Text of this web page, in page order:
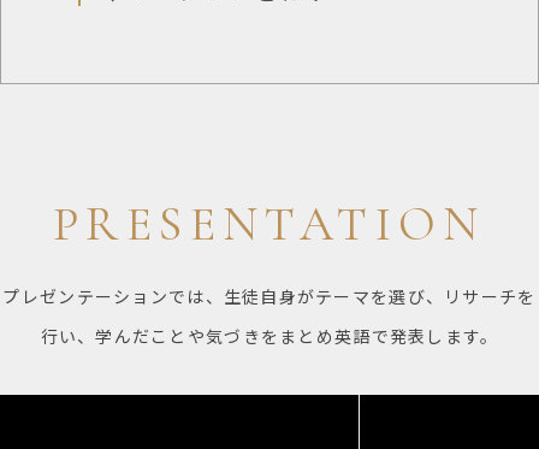
PRESENTATION
プレゼンテーションでは、生徒自身がテーマを選び、リサーチを
行い、学んだことや気づきをまとめ英語で発表します。